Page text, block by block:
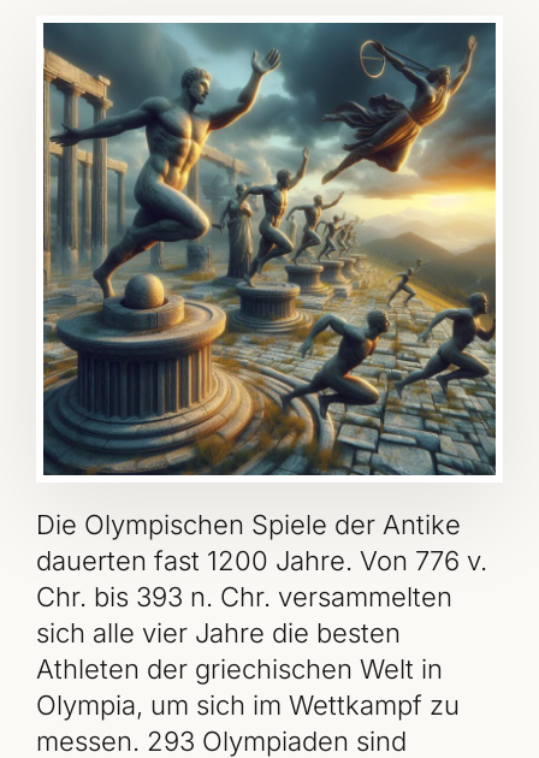
Die Olympischen Spiele der Antike
dauerten fast 1200 Jahre. Von 776 v.
Chr. bis 393 n. Chr. versammelten
sich alle vier Jahre die besten
Athleten der griechischen Welt in
Olympia, um sich im Wettkampf zu
messen. 293 Olympiaden sind